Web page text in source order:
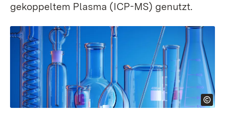
gekoppeltem Plasma (ICP-MS) genutzt.